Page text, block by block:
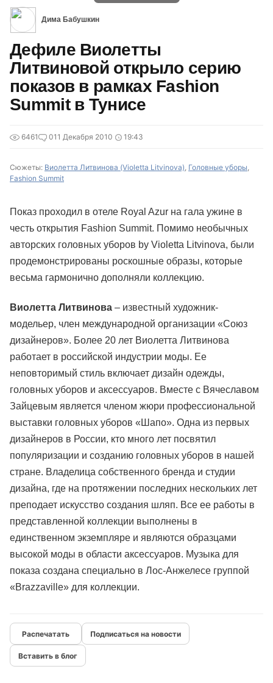
Дима Бабушкин
Дефиле Виолетты
Литвиновой открыло серию
показов в рамках Fashion
Summit в Тунисе
6461 011 Декабря 2010 19:43
Сюжеты: Виолетта Литвинова (Violetta Litvinova), Головные уборы,
Fashion Summit
Показ проходил в отеле Royal Azur на гала ужине в
честь открытия Fashion Summit. Помимо необычных
авторских головных уборов by Violetta Litvinova, были
продемонстрированы роскошные образы, которые
весьма гармонично дополняли коллекцию.
Виолетта Литвинова – известный художник-
модельер, член международной организации «Союз
дизайнеров». Более 20 лет Виолетта Литвинова
работает в российской индустрии моды. Ее
неповторимый стиль включает дизайн одежды,
головных уборов и аксессуаров. Вместе с Вячеславом
Зайцевым является членом жюри профессиональной
выставки головных уборов «Шапо». Одна из первых
дизайнеров в России, кто много лет посвятил
популяризации и созданию головных уборов в нашей
стране. Владелица собственного бренда и студии
дизайна, где на протяжении последних нескольких лет
преподает искусство создания шляп. Все ее работы в
представленной коллекции выполнены в
единственном экземпляре и являются образцами
высокой моды в области аксессуаров. Музыка для
показа создана специально в Лос-Анжелесе группой
«Brazzaville» для коллекции.
Подписаться на новости
Вставить в блог